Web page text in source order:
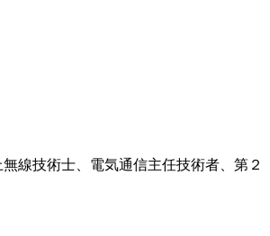
線技術士、電気通信主任技術者、第２